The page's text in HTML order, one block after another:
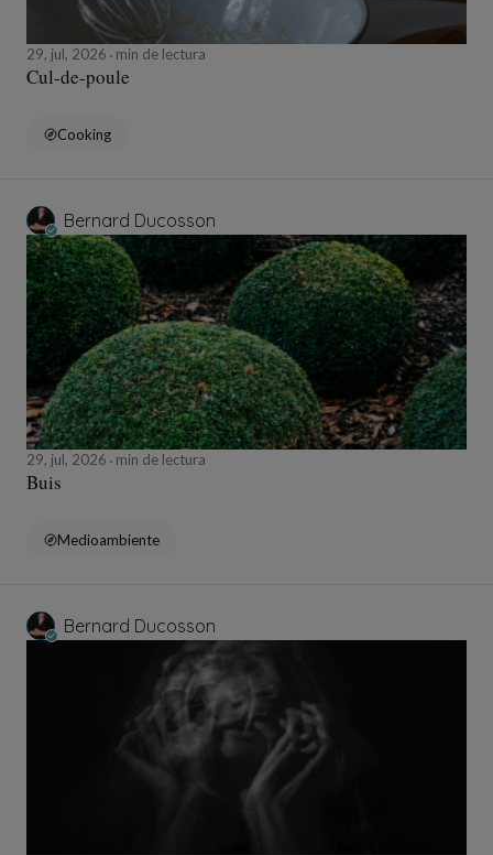
29, jul, 2026 min de lectura
Cul-de-poule
Cooking
Bernard Ducosson
29, jul, 2026 min de lectura
Buis
Medioambiente
Bernard Ducosson